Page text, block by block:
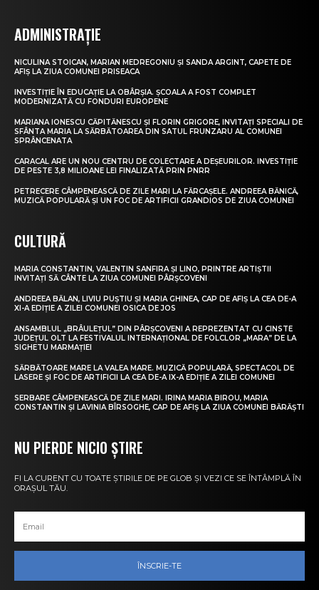
ADMINISTRAȚIE
NICULINA STOICAN, MARIAN MEDREGONIU ȘI SANDA ARGINT, CAPETE DE
AFIȘ LA ZIUA COMUNEI PRISEACA
INVESTIȚIE ÎN EDUCAȚIE LA OBÂRȘIA. ȘCOALA A FOST COMPLET
MODERNIZATĂ CU FONDURI EUROPENE
MARIANA IONESCU CĂPITĂNESCU ȘI FLORIN GRIGORE, INVITAȚI SPECIALI DE
SFÂNTA MARIA LA SĂRBĂTOAREA DIN SATUL FRUNZARU AL COMUNEI
SPRÂNCENATA
CARACAL ARE UN NOU CENTRU DE COLECTARE A DEȘEURILOR. INVESTIȚIE
DE PESTE 3,8 MILIOANE LEI FINALIZATĂ PRIN PNRR
PETRECERE CÂMPENEASCĂ DE ZILE MARI LA FĂRCAȘELE. ANDREEA BĂNICĂ,
MUZICĂ POPULARĂ ȘI UN FOC DE ARTIFICII GRANDIOS DE ZIUA COMUNEI
CULTURĂ
MARIA CONSTANTIN, VALENTIN SANFIRA ȘI LINO, PRINTRE ARTIȘTII
INVITAȚI SĂ CÂNTE LA ZIUA COMUNEI PÂRȘCOVENI
ANDREEA BĂLAN, LIVIU PUȘTIU ȘI MARIA GHINEA, CAP DE AFIȘ LA CEA DE-A
XI-A EDIȚIE A ZILEI COMUNEI OSICA DE JOS
ANSAMBLUL „BRÂULEȚUL” DIN PÂRȘCOVENI A REPREZENTAT CU CINSTE
JUDEȚUL OLT LA FESTIVALUL INTERNAȚIONAL DE FOLCLOR „MARA” DE LA
SIGHETU MARMAȚIEI
SĂRBĂTOARE MARE LA VALEA MARE. MUZICĂ POPULARĂ, SPECTACOL DE
LASERE ȘI FOC DE ARTIFICII LA CEA DE-A IX-A EDIȚIE A ZILEI COMUNEI
SERBARE CÂMPENEASCĂ DE ZILE MARI. IRINA MARIA BIROU, MARIA
CONSTANTIN ȘI LAVINIA BÎRSOGHE, CAP DE AFIȘ LA ZIUA COMUNEI BĂRĂȘTI
NU PIERDE NICIO ȘTIRE
FI LA CURENT CU TOATE ȘTIRILE DE PE GLOB ȘI VEZI CE SE ÎNTÂMPLĂ ÎN
ORAȘUL TĂU.
ÎNSCRIE-TE